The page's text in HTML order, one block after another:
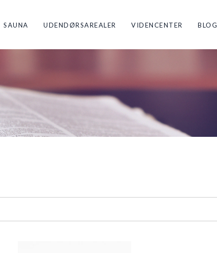
SAUNA UDENDØRSAREALER VIDENCENTER BLOG